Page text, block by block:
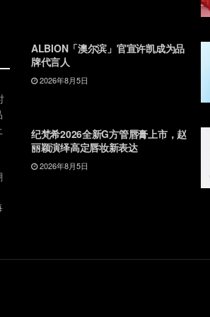
ALBION「澳尔滨」官宣许凯成为品
牌代言人
2026年8月5日
纪梵希2026全新G方管唇膏上市，赵
丽颖演绎高定唇妆新表达
2026年8月5日